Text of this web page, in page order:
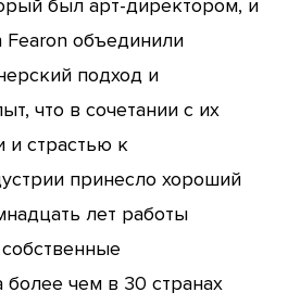
был арт-директором, и
объединили
подход и
что в сочетании с их
и страстью к
принесло хороший
лет работы
более чем в 30 странах